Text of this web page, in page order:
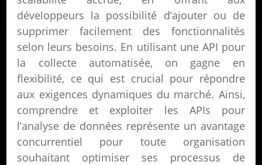
développeurs la possibilité d’ajouter ou de
supprimer facilement des fonctionnalités
selon leurs besoins. En utilisant une API pour
la collecte automatisée, on gagne en
flexibilité, ce qui est crucial pour répondre
aux exigences dynamiques du marché. Ainsi,
comprendre et exploiter les APIs pour
l’analyse de données représente un avantage
concurrentiel pour toute organisation
souhaitant optimiser ses processus de